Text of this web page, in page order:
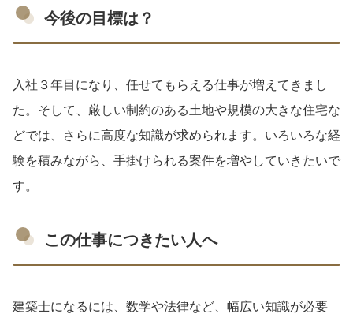
今後の目標は？
入社３年目になり、任せてもらえる仕事が増えてきまし
た。そして、厳しい制約のある土地や規模の大きな住宅な
どでは、さらに高度な知識が求められます。いろいろな経
験を積みながら、手掛けられる案件を増やしていきたいで
す。
この仕事につきたい人へ
建築士になるには、数学や法律など、幅広い知識が必要